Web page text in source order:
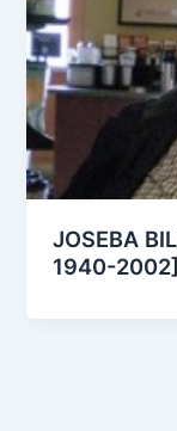
JOSEBA
1940-2002]